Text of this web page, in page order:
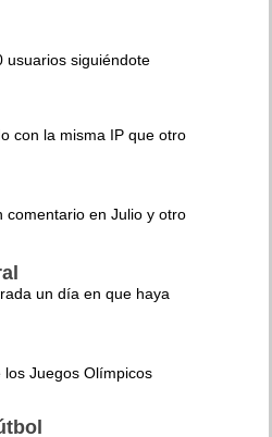
usuarios siguiéndote
con la misma IP que otro
comentario en Julio y otro
un día en que haya
Juegos Olímpicos